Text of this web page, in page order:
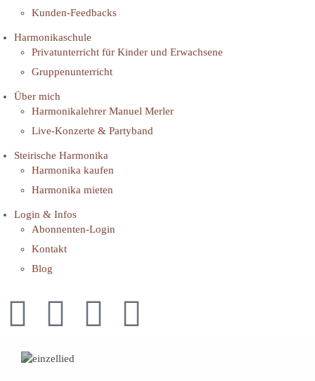
Kunden-Feedbacks
Harmonikaschule
Privatunterricht für Kinder und Erwachsene
Gruppenunterricht
Über mich
Harmonikalehrer Manuel Merler
Live-Konzerte & Partyband
Steirische Harmonika
Harmonika kaufen
Harmonika mieten
Login & Infos
Abonnenten-Login
Kontakt
Blog